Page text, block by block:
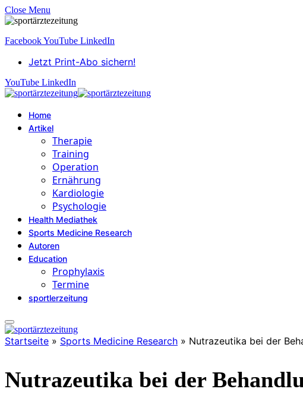
Close Menu
FacebookYouTube LinkedIn
Jetzt Print-Abo sichern!
YouTube LinkedIn
Home
Artikel
Therapie
Training
Operation
Ernährung
Kardiologie
Psychologie
Health Mediathek
Sports Medicine Research
Autoren
Education
Prophylaxis
Termine
sportlerzeitung
Startseite » Sports Medicine Research » Nutrazeutika bei der
Nutrazeutika bei der